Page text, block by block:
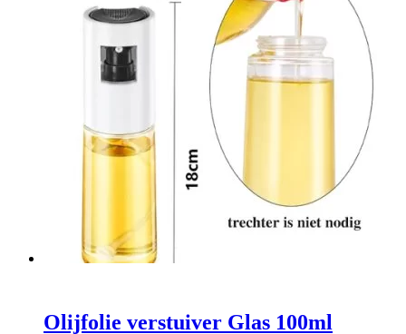
€17,95.€14,95.
Olijfolie verstuiver Glas 100ml